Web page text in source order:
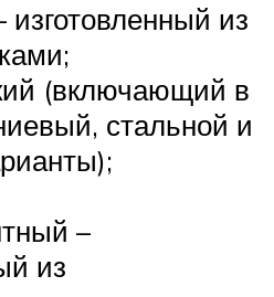
из
(включающий в
стальной и
–
из